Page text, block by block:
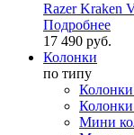
Razer Kraken
Подробнее
17 490 руб.
Колонки
по типу
Мини